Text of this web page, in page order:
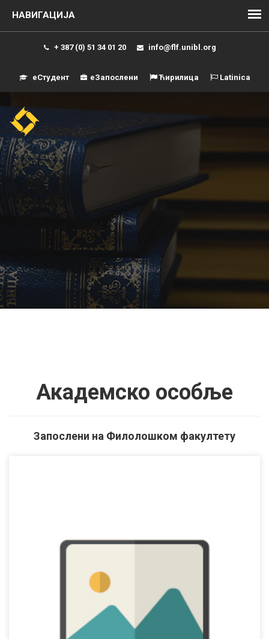
+ 387 (0) 51 34 01 20 info@flf.unibl.org
еСтудент еЗапослени Ћирилица Latinica
Академско особље
Запослени на Филолошком факултету